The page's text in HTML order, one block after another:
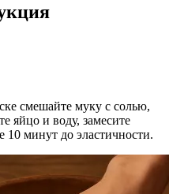
смешайте муку с солью,
яйцо и воду, замесите
10 минут до эластичности.